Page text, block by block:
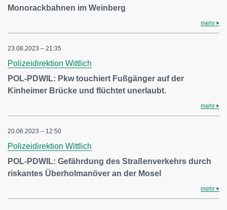
Monorackbahnen im Weinberg
mehr
23.08.2023 – 21:35
Polizeidirektion Wittlich
POL-PDWIL: Pkw touchiert Fußgänger auf der
Kinheimer Brücke und flüchtet unerlaubt.
mehr
20.06.2023 – 12:50
Polizeidirektion Wittlich
POL-PDWIL: Gefährdung des Straßenverkehrs durch
riskantes Überholmanöver an der Mosel
mehr